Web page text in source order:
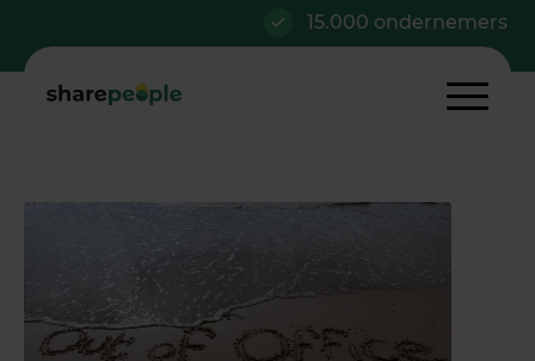
15.000 ondernemers